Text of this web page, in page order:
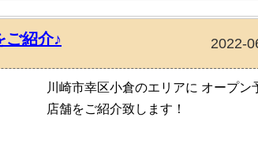
紹介♪ 2022-
川崎市幸区小倉のエリアに オープン
店舗をご紹介致します！